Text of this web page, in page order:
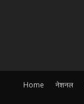
Home नेशनल